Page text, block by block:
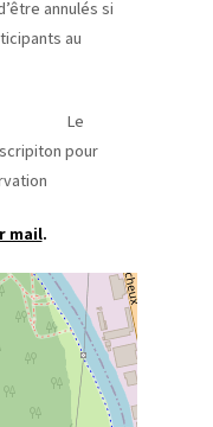
annulés si
au
pour
mail.